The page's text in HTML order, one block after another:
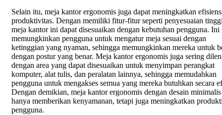
Selain itu, meja kantor ergonomis juga dapat meningkatkan
produktivitas. Dengan memiliki fitur-fitur seperti penyesuaian
meja kantor ini dapat disesuaikan dengan kebutuhan pengguna. Ini
memungkinkan pengguna untuk mengatur meja sesuai dengan
ketinggian yang nyaman, sehingga memungkinkan mereka untuk
dengan postur yang benar. Meja kantor ergonomis juga sering
dengan area yang dapat disesuaikan untuk menyimpan perangkat
komputer, alat tulis, dan peralatan lainnya, sehingga memudahkan
pengguna untuk mengakses semua yang mereka butuhkan secara
Dengan demikian, meja kantor ergonomis dengan desain
hanya memberikan kenyamanan, tetapi juga meningkatkan
pengguna.